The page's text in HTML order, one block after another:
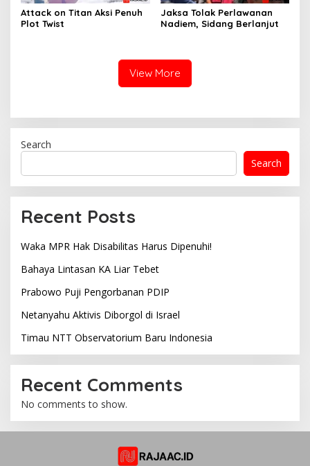
Attack on Titan Aksi Penuh
Plot Twist
Jaksa Tolak Perlawanan
Nadiem, Sidang Berlanjut
View More
Search
Search
Recent Posts
Waka MPR Hak Disabilitas Harus Dipenuhi!
Bahaya Lintasan KA Liar Tebet
Prabowo Puji Pengorbanan PDIP
Netanyahu Aktivis Diborgol di Israel
Timau NTT Observatorium Baru Indonesia
Recent Comments
No comments to show.